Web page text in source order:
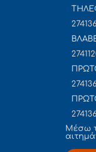
Mέσω